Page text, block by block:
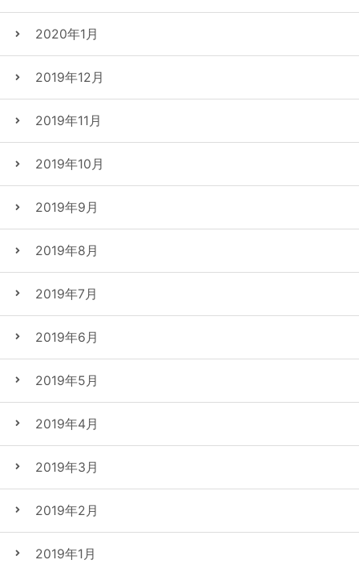
2020年1月
2019年12月
2019年11月
2019年10月
2019年9月
2019年8月
2019年7月
2019年6月
2019年5月
2019年4月
2019年3月
2019年2月
2019年1月